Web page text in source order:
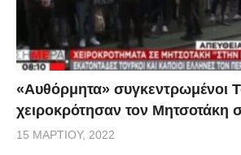
«Αυθόρμητα» συγκεντρωμένοι
χειροκρότησαν τον Μητσοτάκη
15 ΜΑΡΤΊΟΥ, 2022